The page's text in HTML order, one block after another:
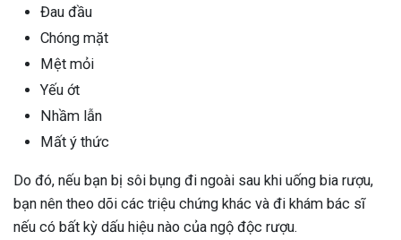
Đau đầu
Chóng mặt
Mệt mỏi
Yếu ớt
Nhầm lẫn
Mất ý thức
Do đó, nếu bạn bị sôi bụng đi ngoài sau khi uống bia rượu,
bạn nên theo dõi các triệu chứng khác và đi khám bác sĩ
nếu có bất kỳ dấu hiệu nào của ngộ độc rượu.